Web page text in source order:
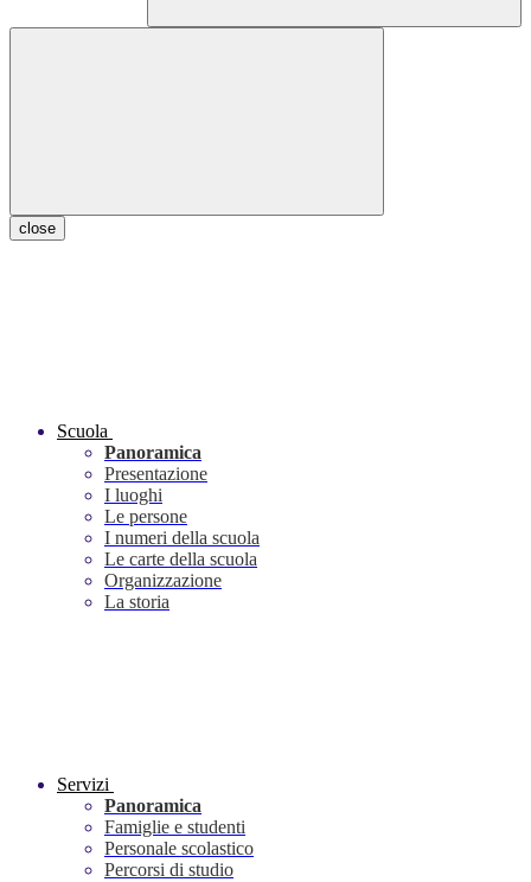
close
Scuola
Panoramica
Presentazione
I luoghi
Le persone
I numeri della scuola
Le carte della scuola
Organizzazione
La storia
Servizi
Panoramica
Famiglie e studenti
Personale scolastico
Percorsi di studio